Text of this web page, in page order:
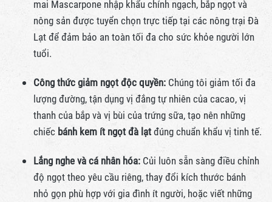
mai Mascarpone nhập khẩu chính ngạch, bắp ngọt và
nông sản được tuyển chọn trực tiếp tại các nông trại Đà
Lạt để đảm bảo an toàn tối đa cho sức khỏe người lớn
tuổi.
Công thức giảm ngọt độc quyền: Chúng tôi giảm tối đa
lượng đường, tận dụng vị đắng tự nhiên của cacao, vị
thanh của bắp và vị bùi của trứng sữa, tạo nên những
chiếc bánh kem ít ngọt đà lạt đúng chuẩn khẩu vị tinh tế.
Lắng nghe và cá nhân hóa: Củi luôn sẵn sàng điều chỉnh
độ ngọt theo yêu cầu riêng, thay đổi kích thước bánh
nhỏ gọn phù hợp với gia đình ít người, hoặc viết những